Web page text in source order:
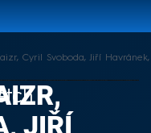
Cyril Svoboda, Jiří
JIŘÍ